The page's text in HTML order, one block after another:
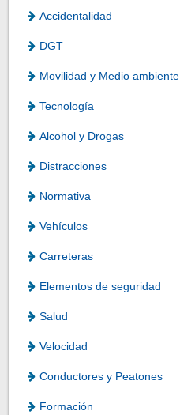
Accidentalidad
DGT
Movilidad y Medio ambiente
Tecnología
Alcohol y Drogas
Distracciones
Normativa
Vehículos
Carreteras
Elementos de seguridad
Salud
Velocidad
Conductores y Peatones
Formación